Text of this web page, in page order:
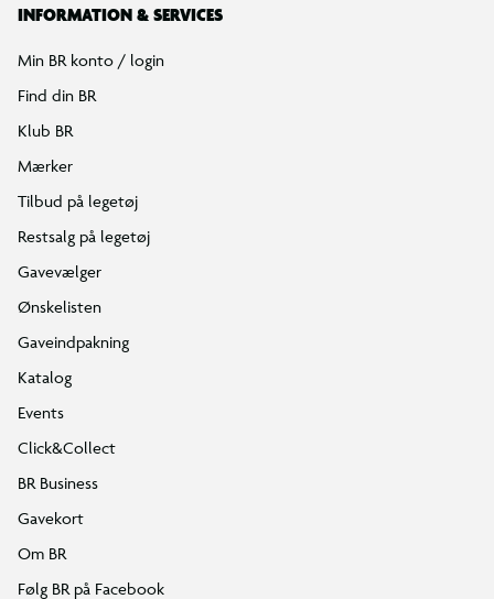
INFORMATION & SERVICES
Min BR konto / login
Find din BR
Klub BR
Mærker
Tilbud på legetøj
Restsalg på legetøj
Gavevælger
Ønskelisten
Gaveindpakning
Katalog
Events
Click&Collect
BR Business
Gavekort
Om BR
Følg BR på Facebook